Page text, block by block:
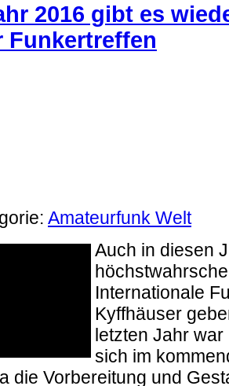
2016 gibt es
Funkertreffen
Amateurfunk Welt
Auch in diesen
Internationale
Kyffhäuser
letzten Jahr
sich im
die Vorbereitung und